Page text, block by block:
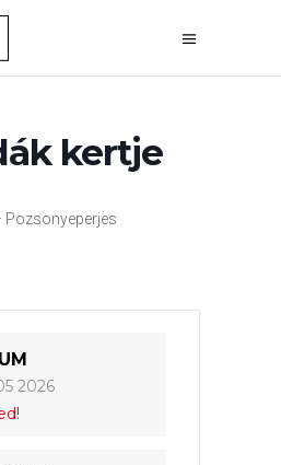
kertje
Pozsonyeperjes
2026